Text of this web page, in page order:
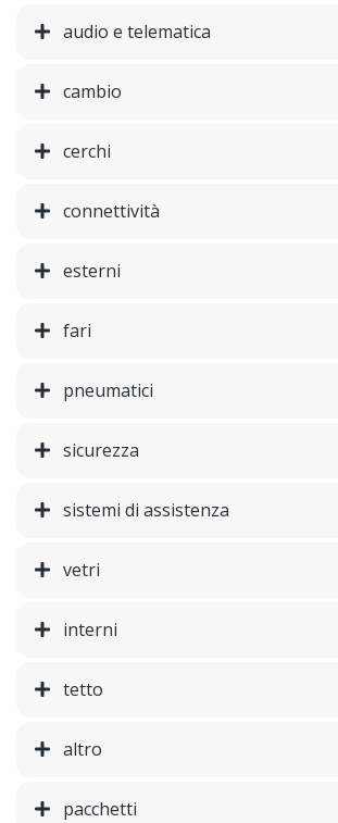
audio e telematica
cambio
cerchi
connettività
esterni
fari
pneumatici
sicurezza
sistemi di assistenza
vetri
interni
tetto
altro
pacchetti